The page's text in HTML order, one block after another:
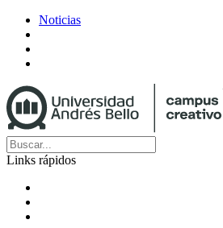
Noticias
Links rápidos